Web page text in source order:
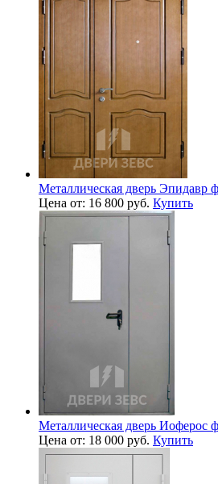
Металлическая дверь Эпидавр
Цена от: 16 800 руб. Купить
Металлическая дверь Иоферос
Цена от: 18 000 руб. Купить